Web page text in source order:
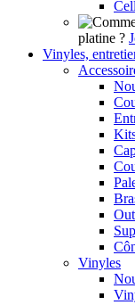
platine ?
Vinyles,
Vinyles